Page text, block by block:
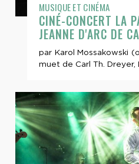
MUSIQUE ET CINÉMA
CINÉ-CONCERT LA
JEANNE D'ARC DE
par Karol Mossakowski
muet de Carl Th. Dreyer,